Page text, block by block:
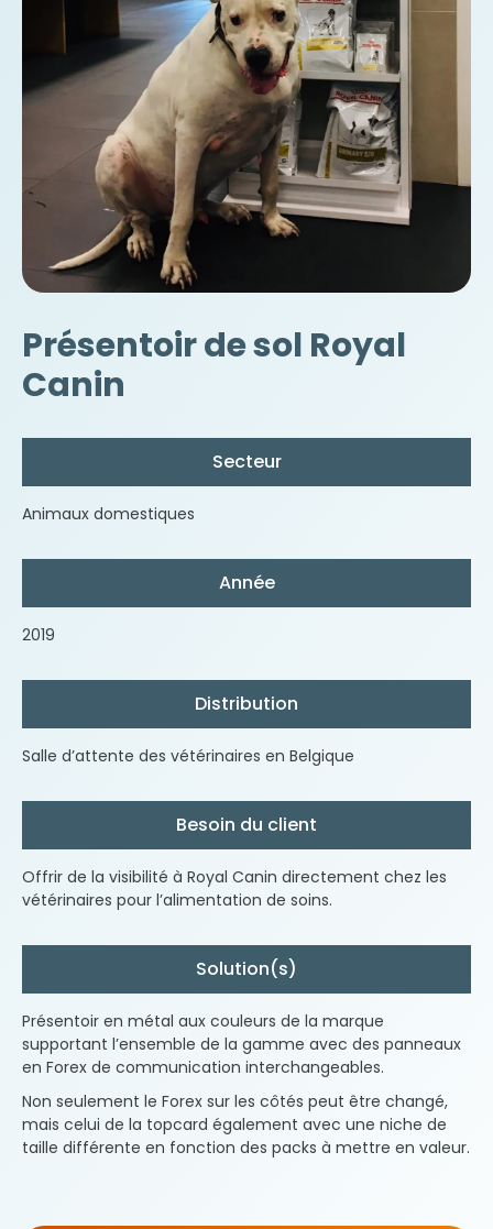
Présentoir de sol Royal
Canin
Secteur
Animaux domestiques
Année
2019
Distribution
Salle d’attente des vétérinaires en Belgique
Besoin du client
Offrir de la visibilité à Royal Canin directement chez les
vétérinaires pour l’alimentation de soins.
Solution(s)
Présentoir en métal aux couleurs de la marque
supportant l’ensemble de la gamme avec des panneaux
en Forex de communication interchangeables.
Non seulement le Forex sur les côtés peut être changé,
mais celui de la topcard également avec une niche de
taille différente en fonction des packs à mettre en valeur.